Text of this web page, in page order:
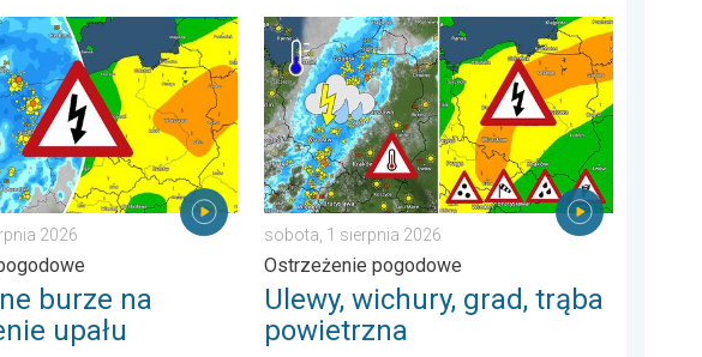
. . środa, 24 czerwca 2026
na zwieńczenie upału. Ostrzeżenie pogodowe. . . czwartek, 6 sierpnia 2026
2026
burze na
upału
Ulewy, wichury, grad, trąba powietrzna.
sobota, 1 sierpnia 2026
Ostrzeżenie pogodowe
Ulewy, wichury, grad, trąba
powietrzna